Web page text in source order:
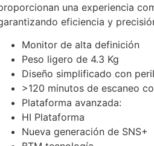
una experiencia
eficiencia y
Monitor de alta definición
Peso ligero de 4.3 Kg
Diseño simplificado con
>120 minutos de escaneo
Plataforma avanzada:
HI Plataforma
Nueva generación de SNS+